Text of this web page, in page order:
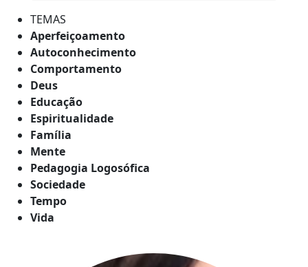
TEMAS
Aperfeiçoamento
Autoconhecimento
Comportamento
Deus
Educação
Espiritualidade
Família
Mente
Pedagogia Logosófica
Sociedade
Tempo
Vida